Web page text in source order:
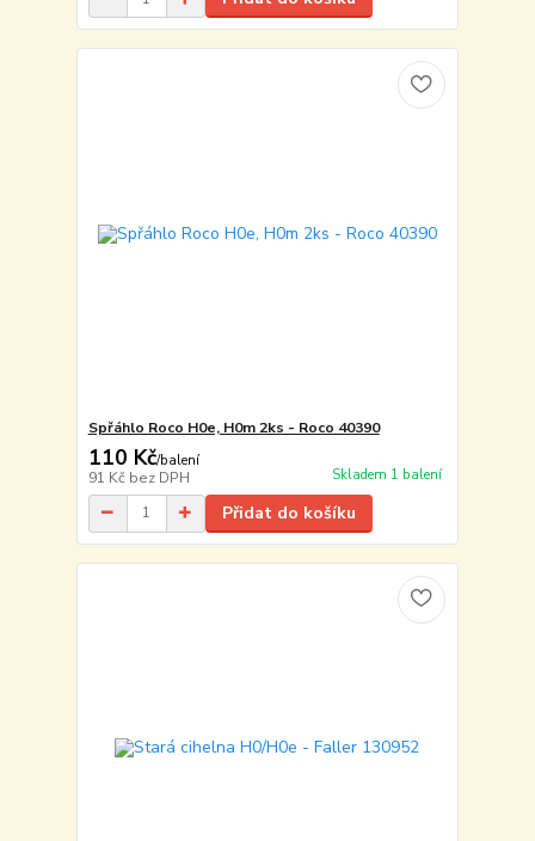
Spřáhlo Roco H0e, H0m 2ks - Roco 40390
110 Kč/balení
91 Kč bez DPH Skladem 1 balení
Přidat do košíku